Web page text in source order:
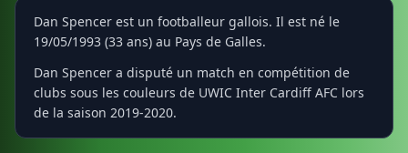
Dan Spencer est un footballeur gallois. Il est né le
19/05/1993 (33 ans) au Pays de Galles.
Dan Spencer a disputé un match en compétition de
clubs sous les couleurs de UWIC Inter Cardiff AFC lors
de la saison 2019-2020.